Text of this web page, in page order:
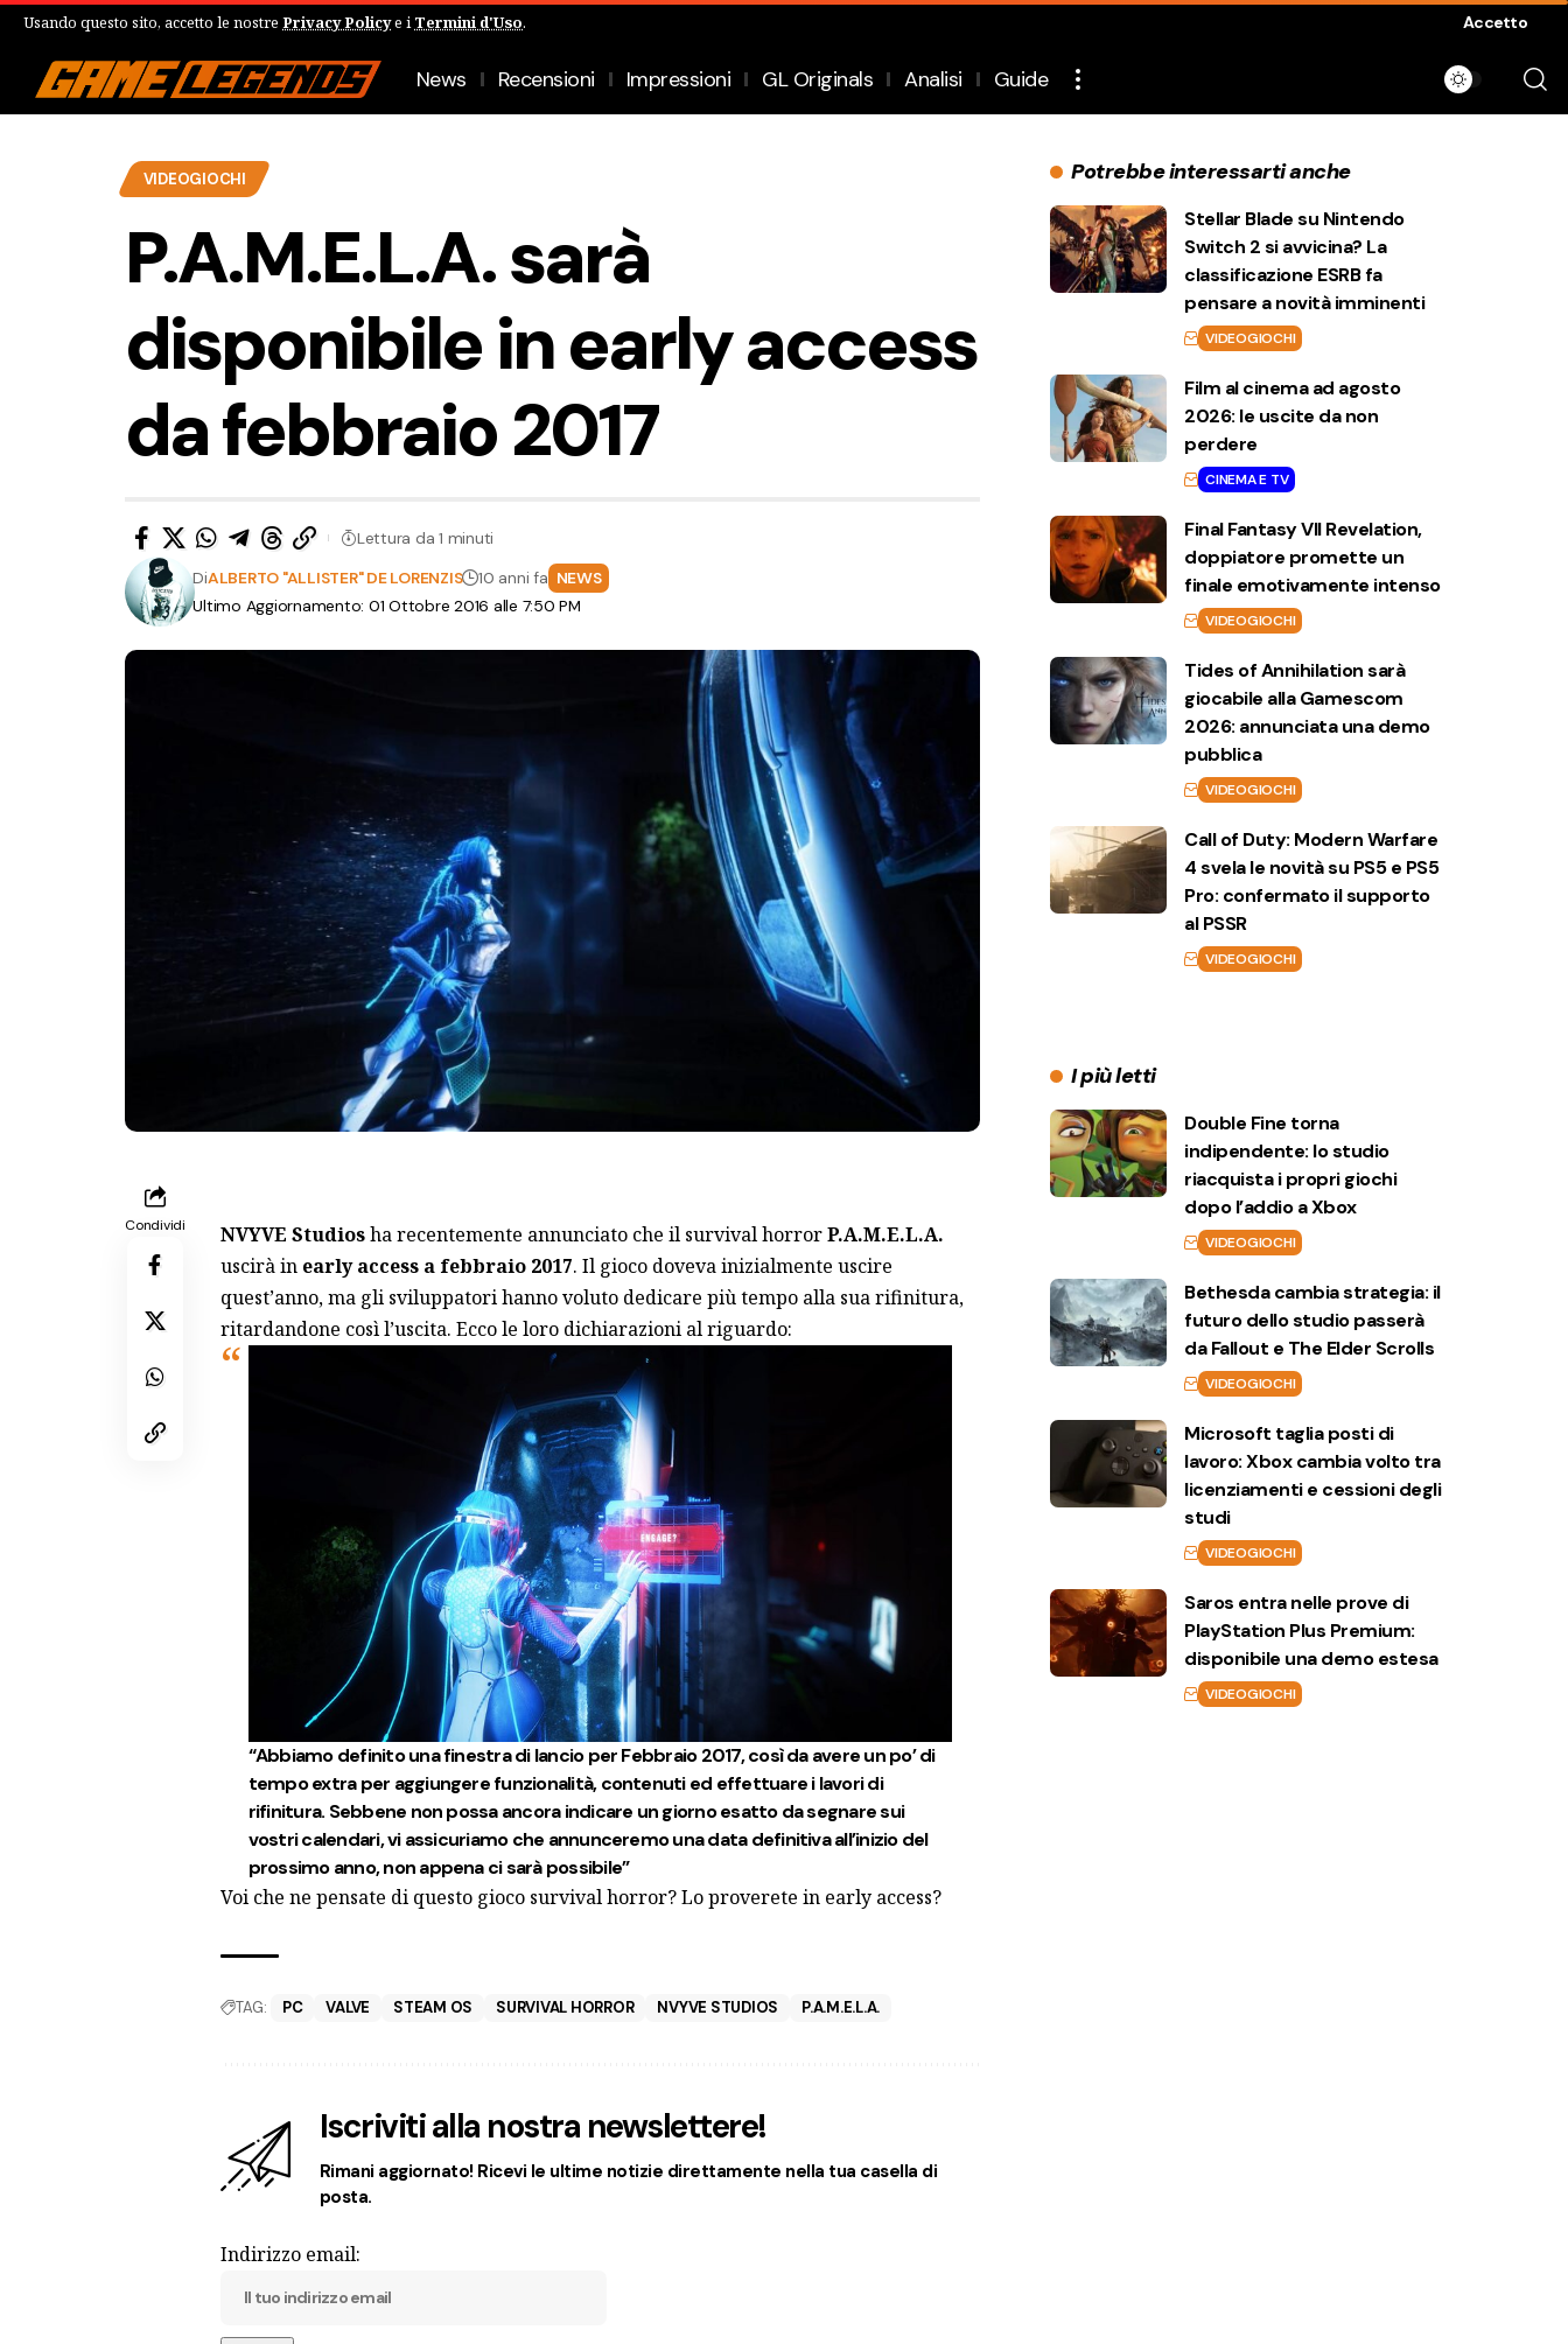
Usando questo sito, accetto le nostre Privacy Policye i Termini d'Uso. Accetto
News Recensioni Impressioni GL Originals Analisi Guide
VIDEOGIOCHI
P.A.M.E.L.A. sarà
disponibile in early access
da febbraio 2017
Ultimo Aggiornamento: 01 Ottobre 2016 alle 7:50 PM
DiALBERTO "ALLISTER" DE LORENZIS 10 anni fa NEWS
Lettura da 1 minuti
Condividi NVYVE Studiosha recentemente annunciato che il survival horrorP.A.M.E.L.A.
uscirà inearly access a febbraio 2017. Il gioco doveva inizialmente uscire
quest’anno, ma gli sviluppatori hanno voluto dedicare più tempo alla sua rifinitura,
ritardandone così l’uscita. Ecco le loro dichiarazioni al riguardo:
“Abbiamo definito una finestra di lancio per Febbraio 2017, così da avere un po’ di
tempo extra per aggiungere funzionalità, contenuti ed effettuare i lavori di
rifinitura. Sebbene non possa ancora indicare un giorno esatto da segnare sui
vostri calendari, vi assicuriamo che annunceremo una data definitiva all’inizio del
prossimo anno, non appena ci sarà possibile”
Voi che ne pensate di questo gioco survival horror? Lo proverete in early access?
TAG: PC VALVE STEAM OS SURVIVAL HORROR NVYVE STUDIOS P.A.M.E.L.A.
Iscriviti alla nostra newslettere!
Rimani aggiornato! Ricevi le ultime notizie direttamente nella tua casella di
posta.
Indirizzo email:
Potrebbe interessarti anche
Stellar Blade su Nintendo
Switch 2 si avvicina? La
classificazione ESRB fa
pensare a novità imminenti
VIDEOGIOCHI
Film al cinema ad agosto
2026: le uscite da non
perdere
CINEMA E TV
Final Fantasy VII Revelation,
doppiatore promette un
finale emotivamente intenso
VIDEOGIOCHI
Tides of Annihilation sarà
giocabile alla Gamescom
2026: annunciata una demo
pubblica
VIDEOGIOCHI
Call of Duty: Modern Warfare
4 svela le novità su PS5 e PS5
Pro: confermato il supporto
al PSSR
VIDEOGIOCHI
I più letti
Double Fine torna
indipendente: lo studio
riacquista i propri giochi
dopo l’addio a Xbox
VIDEOGIOCHI
Bethesda cambia strategia: il
futuro dello studio passerà
da Fallout e The Elder Scrolls
VIDEOGIOCHI
Microsoft taglia posti di
lavoro: Xbox cambia volto tra
licenziamenti e cessioni degli
studi
VIDEOGIOCHI
Saros entra nelle prove di
PlayStation Plus Premium:
disponibile una demo estesa
VIDEOGIOCHI